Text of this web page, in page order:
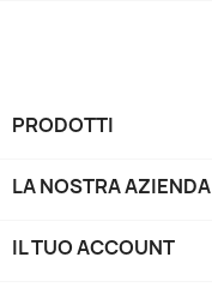
PRODOTTI
LA NOSTRA AZIENDA
IL TUO ACCOUNT